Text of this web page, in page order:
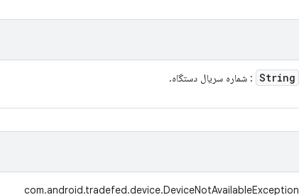
String : شماره سریال دستگاه.
com.android.tradefed.device.DeviceNotAvailableException